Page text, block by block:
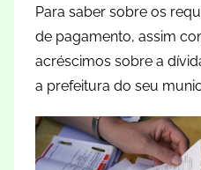
Para saber sobre os
de pagamento, assim
acréscimos sobre a
a prefeitura do seu